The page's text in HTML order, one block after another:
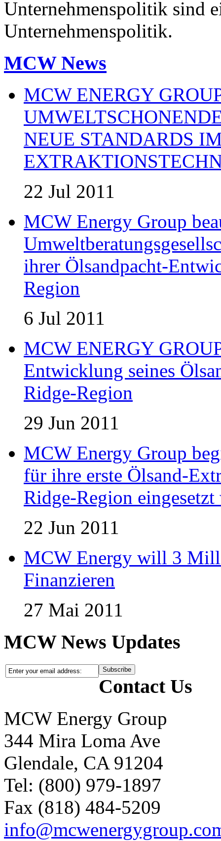
Unternehmenspolitik sind
Unternehmenspolitik.
MCW News
MCW ENERGY
NEUE STANDARDS
22 Jul 2011
MCW Energy Group
ihrer Ölsandpacht-
Region
6 Jul 2011
MCW ENERGY
Entwicklung seines
Ridge-Region
29 Jun 2011
MCW Energy Group
für ihre erste Ölsand-
Ridge-Region
22 Jun 2011
MCW Energy will 3
Finanzieren
27 Mai 2011
MCW News Updates
Contact Us
MCW Energy Group
344 Mira Loma Ave
Glendale, CA 91204
Tel: (800) 979-1897
Fax (818) 484-5209